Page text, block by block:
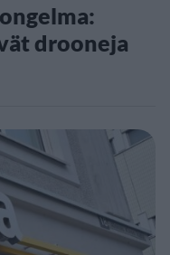
drooneja